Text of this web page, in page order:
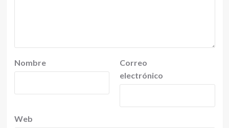
Nombre
Correo
electrónico
Web